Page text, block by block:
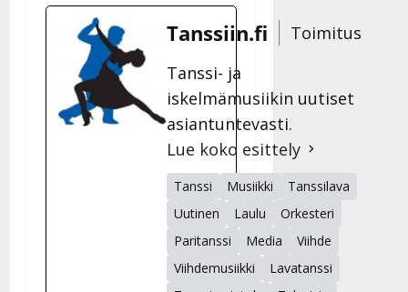
Tanssiin.fi
Toimitus
Tanssi- ja
iskelmämusiikin uutiset
asiantuntevasti.
Lue koko esittely
Tanssi Musiikki
Tanssilava
Uutinen
Laulu
Orkesteri
Paritanssi
Media
Viihde
Viihdemusiikki
Lavatanssi